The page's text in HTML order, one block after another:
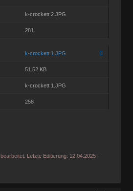
k-crockett 2.JPG
281
k-crockett 1.JPG
51.52 KB
k-crockett 1.JPG
258
Letzte Editierung: 12.04.2025 -